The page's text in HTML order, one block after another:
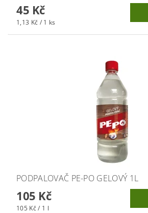
45 Kč
1,13 Kč / 1 ks
PODPALOVAČ PE-PO GELOVÝ 1L
105 Kč
105 Kč / 1 l